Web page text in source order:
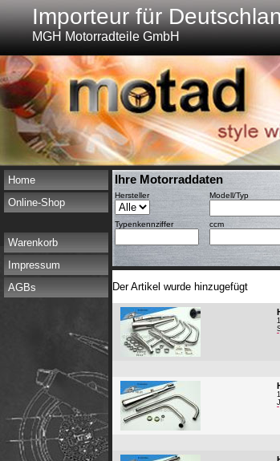
Importeur für
MGH Motorradteile GmbH
Home
Online-Shop
Warenkorb
Impressum
AGBs
Ihre Motorraddaten
Hersteller Modell/Typ
Typenkennziffer ccm
Der Artikel wurde hinzugefügt